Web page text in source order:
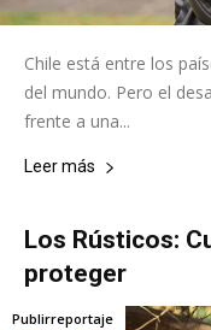
Chile está entre los
del mundo. Pero el
frente a una...
Leer más
Los Rústicos:
proteger
Publirreportaje